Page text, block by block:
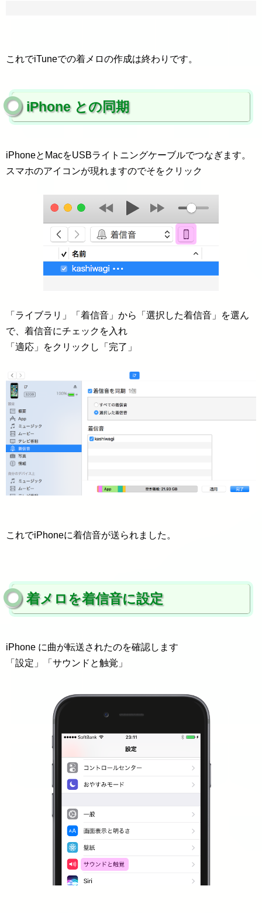
これでiTuneでの着メロの作成は終わりです。
iPhone との同期
iPhoneとMacをUSBライトニングケーブルでつなぎます。
スマホのアイコンが現れますのでそをクリック
「ライブラリ」「着信音」から「選択した着信音」を選ん
で、着信音にチェックを入れ
「適応」をクリックし「完了」
これでiPhoneに着信音が送られました。
着メロを着信音に設定
iPhone に曲が転送されたのを確認します
「設定」「サウンドと触覚」